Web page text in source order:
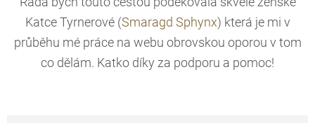
Katce Tyrnerové (Smaragd Sphynx) která je mi v
průběhu mé práce na webu obrovskou oporou v tom
co dělám. Katko díky za podporu a pomoc!